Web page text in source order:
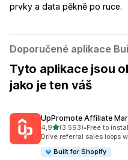
prvky a data pěkně po ruce.
Doporučené aplikace
Tyto aplikace jsou
jako je ten váš
UpPromote Affiliate
4,9z 5 hvězd
(3 593)
Celkový počet recenzí:
•Free to
Drive referral sales loops
Built for Shopify